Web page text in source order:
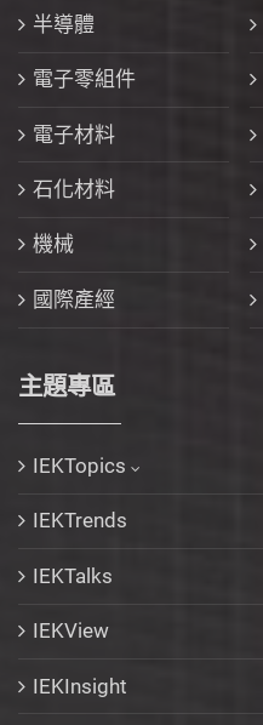
半導體
電子零組件
電子材料
石化材料
機械
國際產經
主題專區
IEKTopics
IEKTrends
IEKTalks
IEKView
IEKInsight